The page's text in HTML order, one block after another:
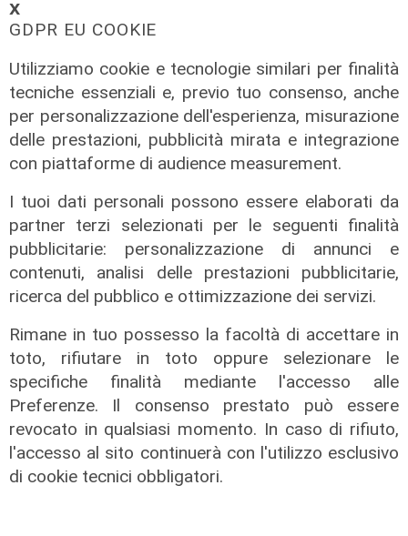
𝗫
GDPR EU COOKIE
Utilizziamo cookie e tecnologie similari per finalità
tecniche essenziali e, previo tuo consenso, anche
per personalizzazione dell'esperienza, misurazione
delle prestazioni, pubblicità mirata e integrazione
con piattaforme di audience measurement.
I tuoi dati personali possono essere elaborati da
partner terzi selezionati per le seguenti finalità
pubblicitarie: personalizzazione di annunci e
contenuti, analisi delle prestazioni pubblicitarie,
ricerca del pubblico e ottimizzazione dei servizi.
Rimane in tuo possesso la facoltà di accettare in
toto, rifiutare in toto oppure selezionare le
specifiche finalità mediante l'accesso alle
Preferenze. Il consenso prestato può essere
revocato in qualsiasi momento. In caso di rifiuto,
l'accesso al sito continuerà con l'utilizzo esclusivo
di cookie tecnici obbligatori.
All'Euganeo
Padova-Sampdoria
cronaca della
partita
20/12/2025
di Sagal
La vigilia
Sampdoria,
squadra tosta,
sarà una partita
fisica". Sabato
Stadio Goal e
Forever Samp
19/12/2025
di m.m.